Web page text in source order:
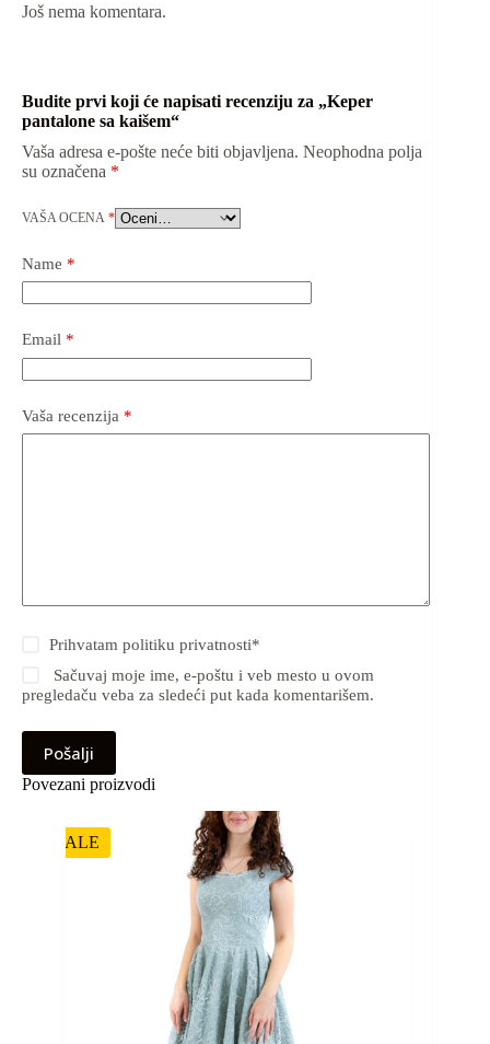
Još nema komentara.
Budite prvi koji će napisati recenziju za „Keper
pantalone sa kaišem“
Vaša adresa e-pošte neće biti objavljena. Neophodna polja
su označena *
VAŠA OCENA *
Name *
Email *
Vaša recenzija *
Prihvatampolitiku privatnosti*
Sačuvaj moje ime, e-poštu i veb mesto u ovom
pregledaču veba za sledeći put kada komentarišem.
Pošalji
Povezani proizvodi
SALE